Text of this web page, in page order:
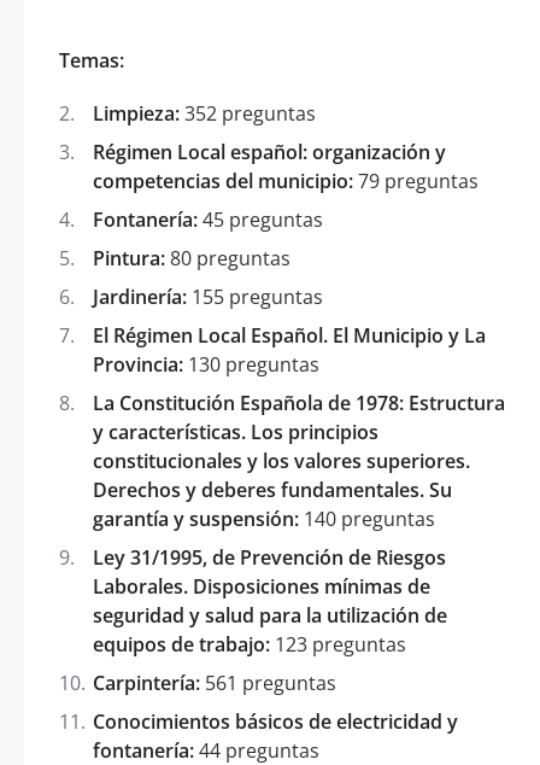
Temas:
Limpieza:352 preguntas
Régimen Local español: organización y
competencias del municipio:79 preguntas
Fontanería:45 preguntas
Pintura:80 preguntas
Jardinería: 155 preguntas
El Régimen Local Español. El Municipio y La
Provincia: 130 preguntas
La Constitución Española de 1978: Estructura
y características. Los principios
constitucionales y los valores superiores.
Derechos y deberes fundamentales. Su
garantía y suspensión: 140 preguntas
Ley 31/1995, de Prevención de Riesgos
Laborales. Disposiciones mínimas de
seguridad y salud para la utilización de
equipos de trabajo: 123 preguntas
Carpintería: 561 preguntas
Conocimientos básicos de electricidad y
fontanería:44 preguntas